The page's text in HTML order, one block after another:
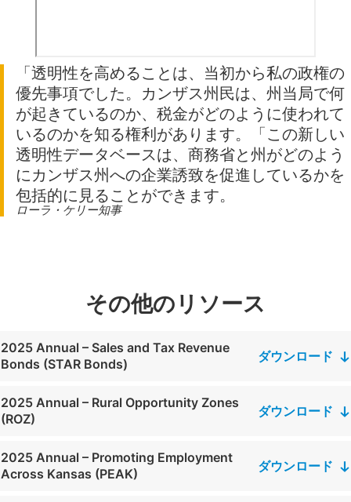
「透明性を高めることは、当初から私の政権の
優先事項でした。カンザス州民は、州当局で何
が起きているのか、税金がどのように使われて
いるのかを知る権利があります。「この新しい
透明性データベースは、商務省と州がどのよう
にカンザス州への企業誘致を促進しているかを
包括的に見ることができます。
ローラ・ケリー知事
その他のリソース
2025 Annual – Sales and Tax Revenue
Bonds (STAR Bonds)
ダウンロード
2025 Annual – Rural Opportunity Zones
(ROZ)
ダウンロード
2025 Annual – Promoting Employment
Across Kansas (PEAK)
ダウンロード